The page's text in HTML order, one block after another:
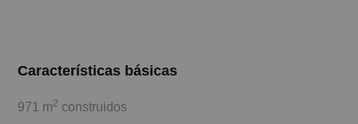
Características básicas
971 m2 construidos